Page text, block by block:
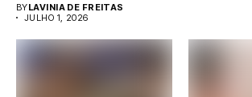
BYLAVINIA DE FREITAS
JULHO 1, 2026